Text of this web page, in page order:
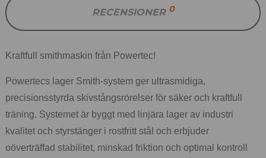
RECENSIONER 0
Kraftfull smithmaskin från Powertec!
Powertecs lager Smith-system ger ultrasmidiga,
precisionsstyrda skivstångsrörelser för säker och kraftfull
träning. Systemet är byggt med linjära lager av industri
kvalitet och styrstänger i rostfritt stål och erbjuder
oöverträffad stabilitet, minskad friktion och optimal kontroll